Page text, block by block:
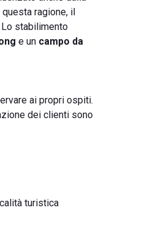
ragione, il
stabilimento
e un campo da
ai propri ospiti.
dei clienti sono
turistica